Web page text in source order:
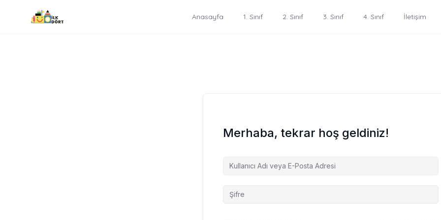
Anasayfa 1. Sınıf 2. Sınıf 3. Sınıf 4. Sınıf İletişim
Merhaba, tekrar hoş geldiniz!